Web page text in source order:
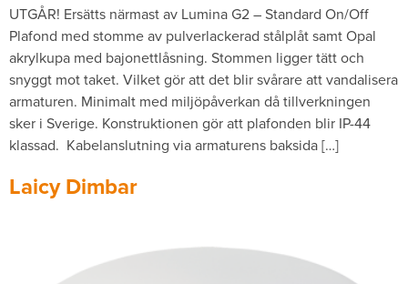
UTGÅR! Ersätts närmast av Lumina G2 – Standard On/Off
Plafond med stomme av pulverlackerad stålplåt samt Opal
akrylkupa med bajonettlåsning. Stommen ligger tätt och
snyggt mot taket. Vilket gör att det blir svårare att vandalisera
armaturen. Minimalt med miljöpåverkan då tillverkningen
sker i Sverige. Konstruktionen gör att plafonden blir IP-44
klassad. Kabelanslutning via armaturens baksida […]
Laicy Dimbar